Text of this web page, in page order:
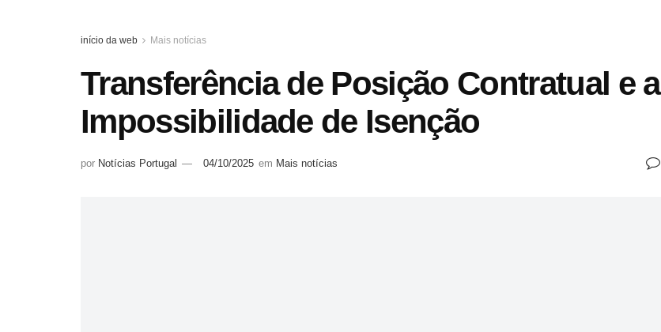
início da web Mais notícias
Transferência de Posição Contratual e a
Impossibilidade de Isenção
por Notícias Portugal 04/10/2025 em Mais notícias